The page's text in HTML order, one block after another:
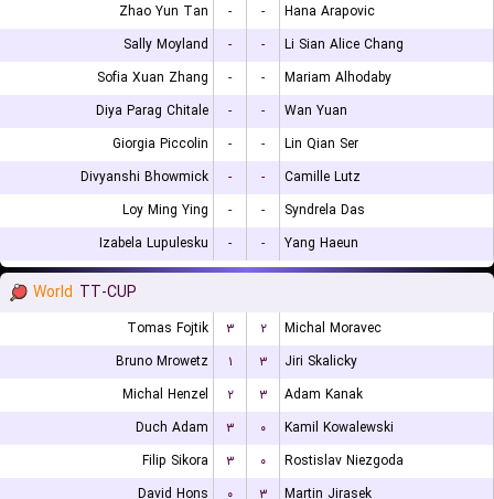
Zhao Yun Tan
- -
Hana Arapovic
Sally Moyland
- -
Li Sian Alice Chang
Sofia Xuan Zhang
- -
Mariam Alhodaby
Diya Parag Chitale
- -
Wan Yuan
Giorgia Piccolin
- -
Lin Qian Ser
Divyanshi Bhowmick
- -
Camille Lutz
Loy Ming Ying
- -
Syndrela Das
Izabela Lupulesku
- - Yang Haeun
World TT-CUP
Tomas Fojtik ۳ ۲
Michal Moravec
Bruno Mrowetz
۱ ۳
Jiri Skalicky
Michal Henzel
۲ ۳
Adam Kanak
Duch Adam
۳ ۰
Kamil Kowalewski
Filip Sikora
۳ ۰
Rostislav Niezgoda
David Hons
۰ ۳ Martin Jirasek